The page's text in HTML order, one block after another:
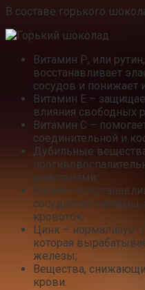
В составе горького
Витамин Р, или
восстанавливает
сосудов и понижает
Витамин Е –
влияния свободных
Витамин С –
соединительной и
Дубильные
действиями;
Калий –
сосудистой
кровоток;
Цинк – нормализует
которая
железы;
Вещества,
крови.